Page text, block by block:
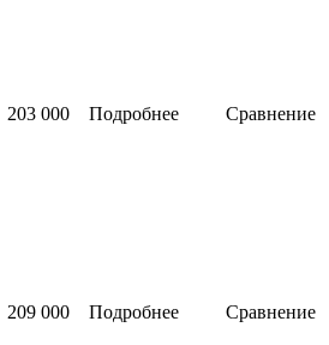
203 000 Подробнее Сравнение
209 000 Подробнее Сравнение